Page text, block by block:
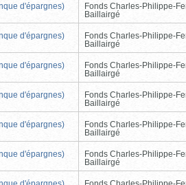
d'épargnes)
Fonds Charles-Philippe-
Baillairgé
d'épargnes)
Fonds Charles-Philippe-
Baillairgé
d'épargnes)
Fonds Charles-Philippe-
Baillairgé
d'épargnes)
Fonds Charles-Philippe-
Baillairgé
d'épargnes)
Fonds Charles-Philippe-
Baillairgé
d'épargnes)
Fonds Charles-Philippe-
Baillairgé